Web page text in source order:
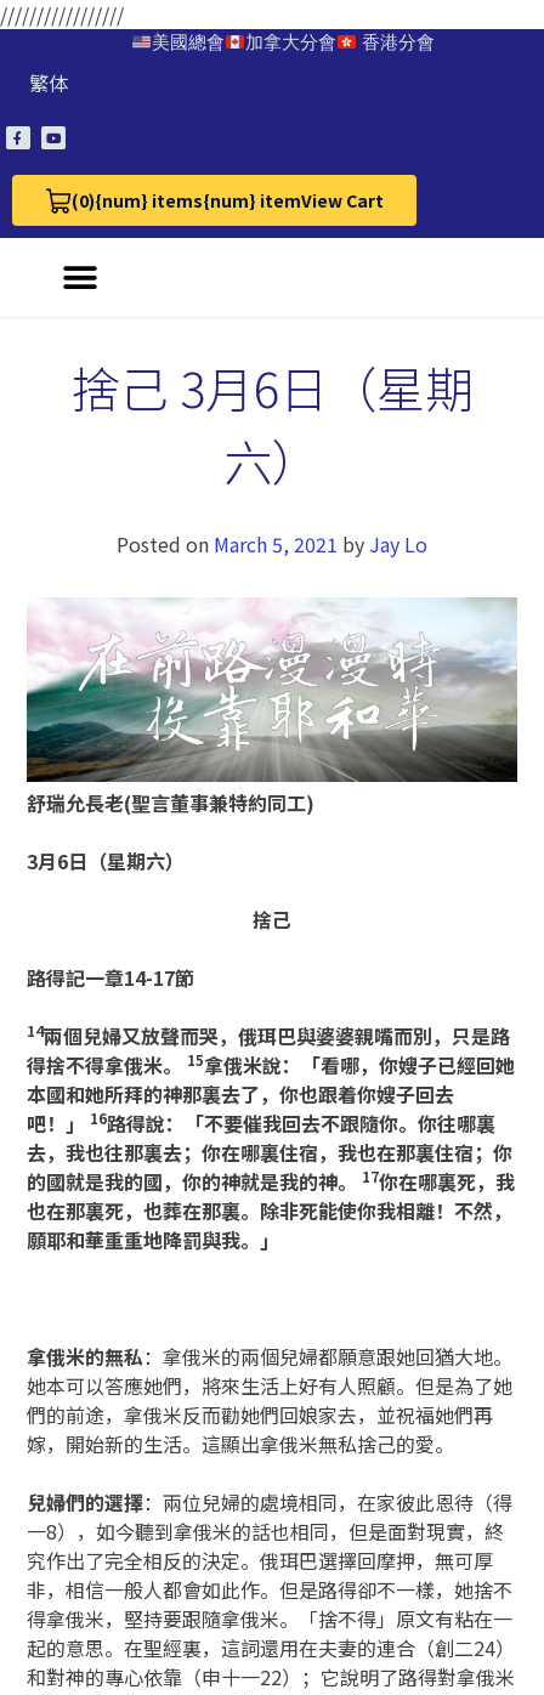
/////////////////
美國總會 加拿大分會 香港分會
繁体
(0)
View Cart 0{num} items{num} itemView Cart
捨己 3月6日（星期
六）
Posted on March 5, 2021 by Jay Lo
舒瑞允長老(聖言董事兼特約同工)
3月6日（星期六）
捨己
路得記一章14-17節
14兩個兒婦又放聲而哭，俄珥巴與婆婆親嘴而別，只是路
得捨不得拿俄米。
15拿俄米說：「看哪，你嫂子已經回她
本國和她所拜的神那裏去了，你也跟着你嫂子回去
吧！」
16路得說：「不要催我回去不跟隨你。你往哪裏
去，我也往那裏去；你在哪裏住宿，我也在那裏住宿；你
的國就是我的國，你的神就是我的神。
17你在哪裏死，我
也在那裏死，也葬在那裏。除非死能使你我相離！不然，
願耶和華重重地降罰與我。」
拿俄米的無私：拿俄米的兩個兒婦都願意跟她回猶大地。
她本可以答應她們，將來生活上好有人照顧。但是為了她
們的前途，拿俄米反而勸她們回娘家去，並祝福她們再
嫁，開始新的生活。這顯出拿俄米無私捨己的愛。
兒婦們的選擇：兩位兒婦的處境相同，在家彼此恩待（得
一8），如今聽到拿俄米的話也相同，但是面對現實，終
究作出了完全相反的決定。俄珥巴選擇回摩押，無可厚
非，相信一般人都會如此作。但是路得卻不一樣，她捨不
得拿俄米，堅持要跟隨拿俄米。「捨不得」原文有粘在一
起的意思。在聖經裏，這詞還用在夫妻的連合（創二24）
和對神的專心依靠（申十一22）；它說明了路得對拿俄米